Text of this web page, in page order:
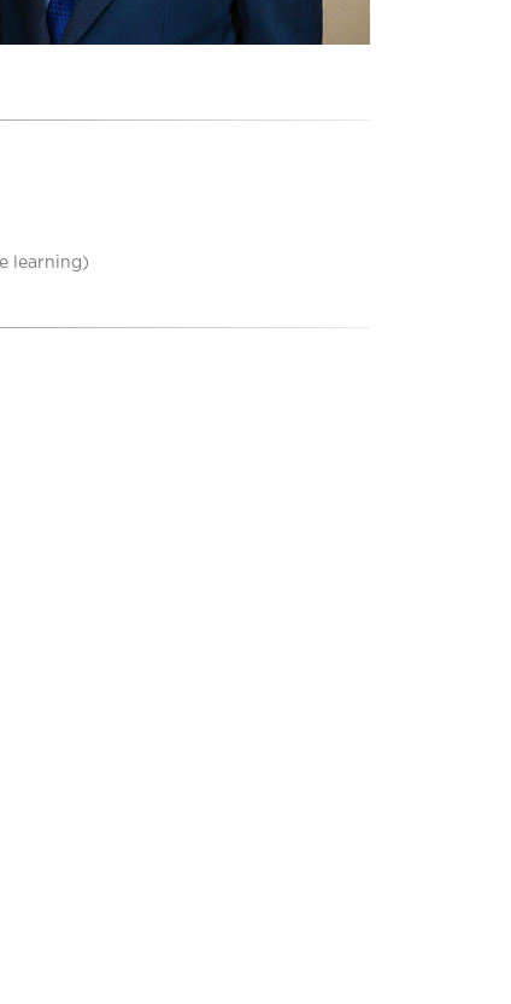
learning)